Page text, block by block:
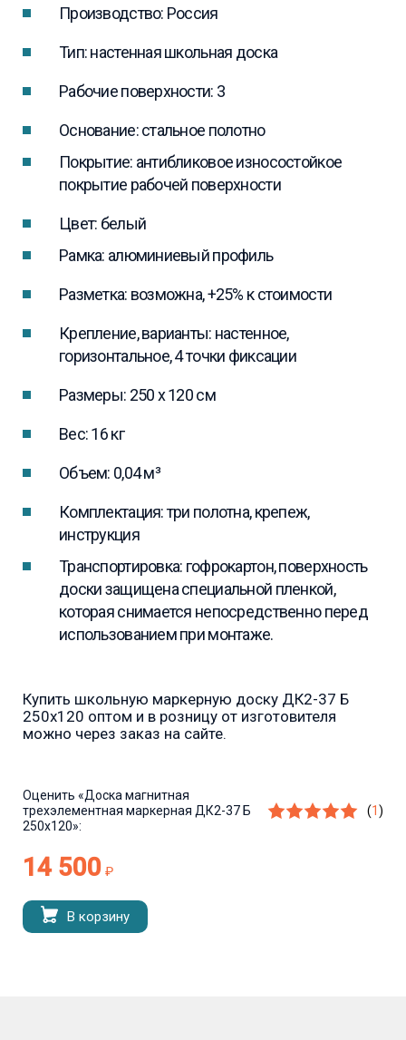
Производство: Россия
Тип: настенная школьная доска
Рабочие поверхности: 3
Основание: стальное полотно
Покрытие: антибликовое износостойкое
покрытие рабочей поверхности
Цвет: белый
Рамка: алюминиевый профиль
Разметка: возможна, +25% к стоимости
Крепление, варианты: настенное,
горизонтальное, 4 точки фиксации
Размеры: 250 x 120 см
Вес: 16 кг
Объем: 0,04 м³
Комплектация: три полотна, крепеж,
инструкция
Транспортировка: гофрокартон, поверхность
доски защищена специальной пленкой,
которая снимается непосредственно перед
использованием при монтаже.
Купить школьную маркерную доску ДК2-37 Б
250х120 оптом и в розницу от изготовителя
можно через заказ на сайте.
Оценить «Доска магнитная
трехэлементная маркерная ДК2-37 Б
250х120»:
(1)
14 500 ₽
В корзину